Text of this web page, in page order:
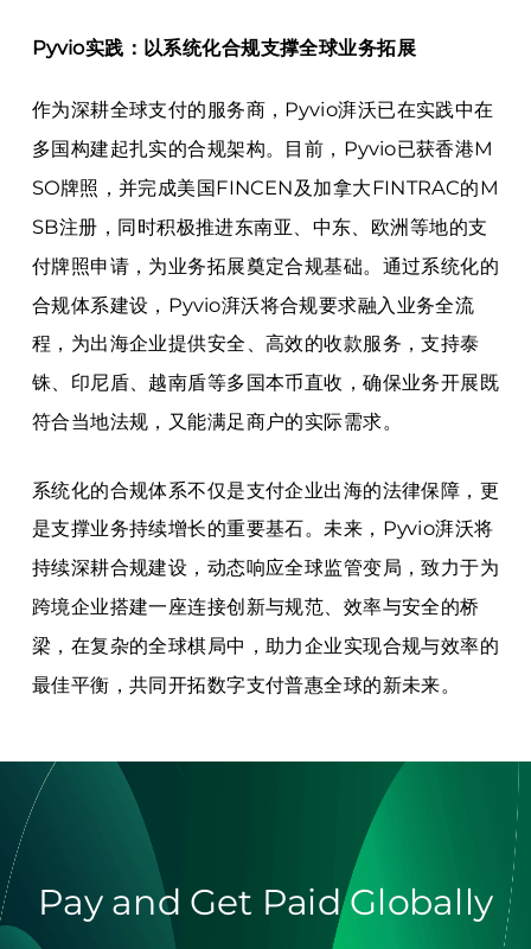
Pyvio实践：以系统化合规支撑全球业务拓展
作为深耕全球支付的服务商，Pyvio湃沃已在实践中在
多国构建起扎实的合规架构。目前，Pyvio已获香港M
SO牌照，并完成美国FINCEN及加拿大FINTRAC的M
SB注册，同时积极推进东南亚、中东、欧洲等地的支
付牌照申请，为业务拓展奠定合规基础。通过系统化的
合规体系建设，Pyvio湃沃将合规要求融入业务全流
程，为出海企业提供安全、高效的收款服务，支持泰
铢、印尼盾、 越南盾等多国本币直收，确保业务开展既
符合当地法规，又能满足商户的实际需求。
系统化的合规体系不仅是支付企业出海的法律保障，更
是支撑业务持续增长的重要基石。未来，Pyvio湃沃将
持续深耕合规建设，动态响应全球监管变局，致力于为
跨境企业搭建一座连接创新与规范、效率与安全的桥
梁，在复杂的全球棋局中，助力企业实现合规与效率的
最佳平衡，共同开拓数字支付普惠全球的新未来。
Pay and Get Paid Globally